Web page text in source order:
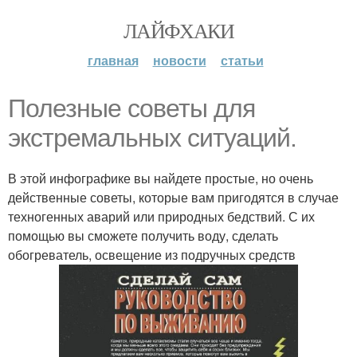
ЛАЙФХАКИ
главная новости статьи
Полезные советы для
экстремальных ситуаций.
В этой инфографике вы найдете простые, но очень
действенные советы, которые вам пригодятся в случае
техногенных аварий или природных бедствий. С их
помощью вы сможете получить воду, сделать
обогреватель, освещение из подручных средств